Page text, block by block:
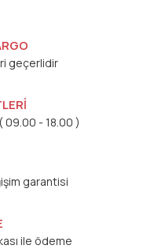
geçerlidir
- 18.00 )
garantisi
ile ödeme